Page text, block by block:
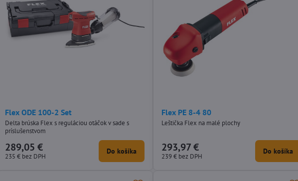
Flex ODE 100-2 Set
Delta brúska Flex s reguláciou otáčok v sade s
príslušenstvom
289,05 €
235 € bez DPH
Do košíka
Flex PE 8-4 80
Leštička Flex na malé plochy
293,97 €
239 € bez DPH
Do košíka